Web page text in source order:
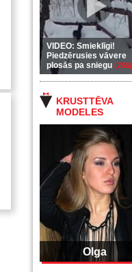
VIDEO: Smieklīgi!
Piedzērusies vāvere
plosās pa sniegu (255)
KRUSTTĒVA
MODELES
Olga